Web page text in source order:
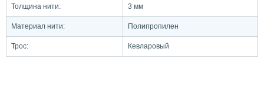
Толщина нити: 3 мм
Материал нити: Полипропилен
Трос: Кевларовый